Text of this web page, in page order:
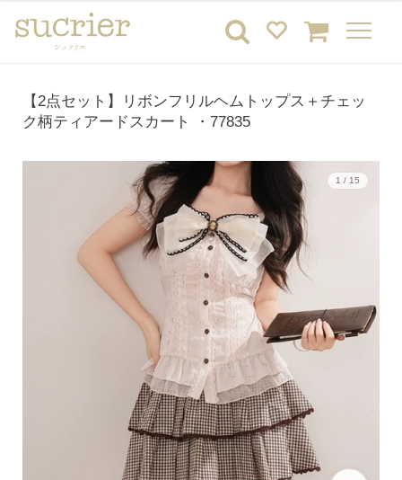
【2点セット】リボンフリルヘムトップス＋チェッ
ク柄ティアードスカート ・77835
1 / 15